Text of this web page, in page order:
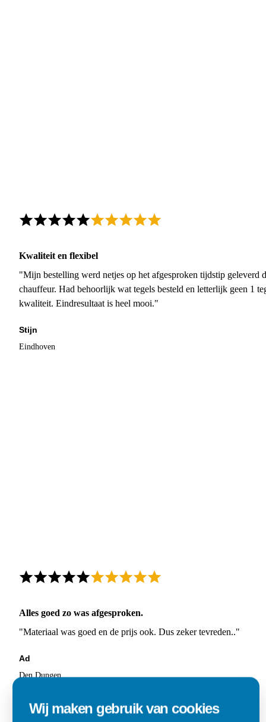
Kwaliteit en flexibel
"Mijn bestelling werd netjes op het afgesproken tijdstip geleverd
chauffeur. Had behoorlijk wat tegels besteld en letterlijk geen 1
kwaliteit. Eindresultaat is heel mooi."
Stijn
Eindhoven
Alles goed zo was afgesproken.
"Materiaal was goed en de prijs ook. Dus zeker tevreden.."
Ad
Den Dungen
Wij maken gebruik van cookies